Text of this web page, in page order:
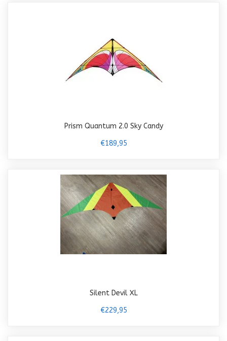
Prism Quantum 2.0 Sky Candy
€189,95
Silent Devil XL
€229,95